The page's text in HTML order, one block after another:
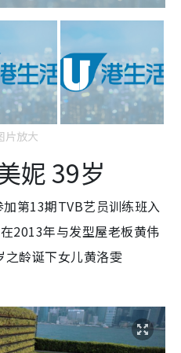
片放大
妮 39岁
第13期TVB艺员训练班入
2013年与发型屋老板黄伟
龄诞下女儿黄洛雯